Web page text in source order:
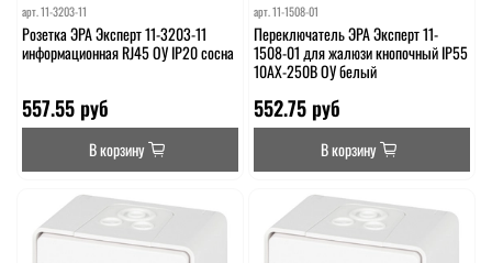
арт.11-3203-11
Розетка ЭРА Эксперт 11-3203-11
информационная RJ45 ОУ IP20 сосна
557.55 руб
В корзину
арт. 11-1508-01
Переключатель ЭРА Эксперт 11-
1508-01 для жалюзи кнопочный IP55
10АХ-250В ОУ белый
552.75 руб
В корзину